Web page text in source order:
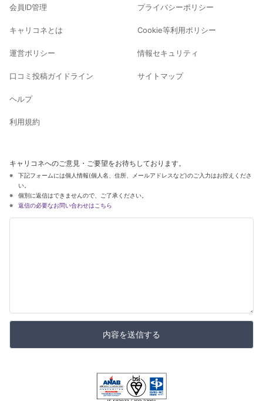
会員ID管理
キャリコネとは
運営ポリシー
口コミ投稿ガイドライン
ヘルプ
利用規約
プライバシーポリシー
Cookie等利用ポリシー
情報セキュリティ
サイトマップ
キャリコネへのご意見・ご要望をお待ちしております。
下記フォームには個人情報(個人名、住所、メールアドレスなど)のご入力はお控えくださ
い。
個別に返信はできませんので、ご了承ください。
返信の必要なお問い合わせはこちら
内容を送信する